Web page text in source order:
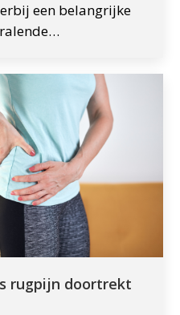
een belangrijke
rugpijn doortrekt